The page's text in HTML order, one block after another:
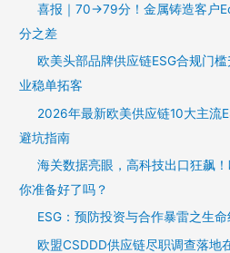
喜报｜70→79分！金属铸造客户
分之差
欧美头部品牌供应链ESG合规门
业稳单拓客
2026年最新欧美供应链10大主流
避坑指南
海关数据亮眼，高科技出口狂飙！
你准备好了吗？
ESG：预防投资与合作暴雷之生
欧盟CSDDD供应链尽职调查落地